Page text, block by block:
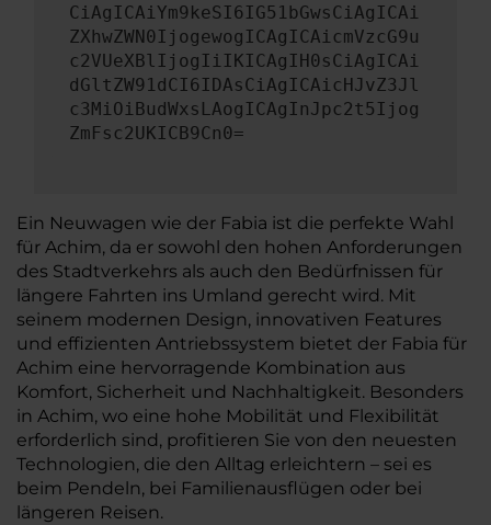
CiAgICAiYm9keSI6IG51bGwsCiAgICAi
ZXhwZWN0IjogewogICAgICAicmVzcG9u
c2VUeXBlIjogIiIKICAgIH0sCiAgICAi
dGltZW91dCI6IDAsCiAgICAicHJvZ3Jl
c3MiOiBudWxsLAogICAgInJpc2t5Ijog
ZmFsc2UKICB9Cn0=
Ein Neuwagen wie der Fabia ist die perfekte Wahl
für Achim, da er sowohl den hohen Anforderungen
des Stadtverkehrs als auch den Bedürfnissen für
längere Fahrten ins Umland gerecht wird. Mit
seinem modernen Design, innovativen Features
und effizienten Antriebssystem bietet der Fabia für
Achim eine hervorragende Kombination aus
Komfort, Sicherheit und Nachhaltigkeit. Besonders
in Achim, wo eine hohe Mobilität und Flexibilität
erforderlich sind, profitieren Sie von den neuesten
Technologien, die den Alltag erleichtern – sei es
beim Pendeln, bei Familienausflügen oder bei
längeren Reisen.